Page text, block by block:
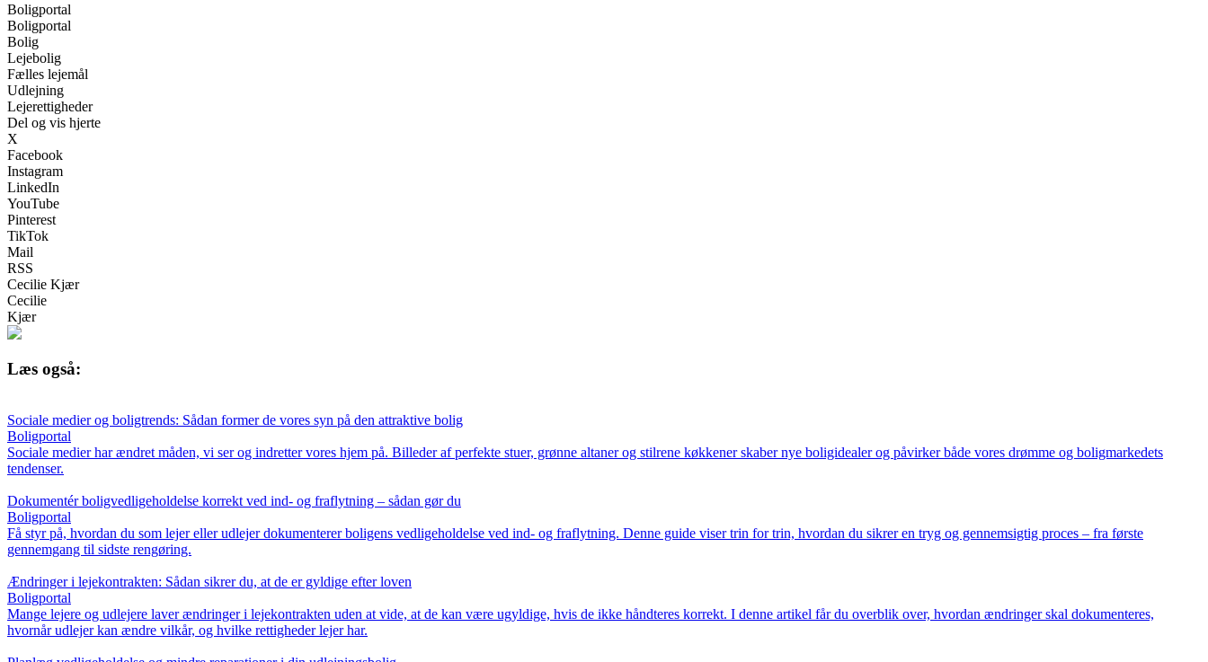
Boligportal
Boligportal
Bolig
Lejebolig
Fælles lejemål
Udlejning
Lejerettigheder
Del og vis hjerte
X
Facebook
Instagram
LinkedIn
YouTube
Pinterest
TikTok
Mail
RSS
Cecilie Kjær
Cecilie
Kjær
Læs også:
Sociale medier og boligtrends: Sådan former de vores syn på den attraktive bolig
Boligportal
Sociale medier har ændret måden, vi ser og indretter vores hjem på. Billeder af perfekte stuer, grønne altaner og stilrene køkkener skaber nye boligidealer og påvirker både vores drømme og boligmarkedets
tendenser.
Dokumentér boligvedligeholdelse korrekt ved ind- og fraflytning – sådan gør du
Boligportal
Få styr på, hvordan du som lejer eller udlejer dokumenterer boligens vedligeholdelse ved ind- og fraflytning. Denne guide viser trin for trin, hvordan du sikrer en tryg og gennemsigtig proces – fra første
gennemgang til sidste rengøring.
Ændringer i lejekontrakten: Sådan sikrer du, at de er gyldige efter loven
Boligportal
Mange lejere og udlejere laver ændringer i lejekontrakten uden at vide, at de kan være ugyldige, hvis de ikke håndteres korrekt. I denne artikel får du overblik over, hvordan ændringer skal dokumenteres,
hvornår udlejer kan ændre vilkår, og hvilke rettigheder lejer har.